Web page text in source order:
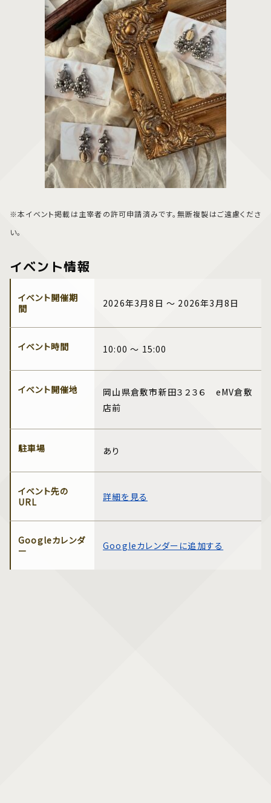
※本イベント掲載は主宰者の許可申請済みです。無断複製はご遠慮くださ
い。
イベント情報
イベント開催期
間
2026年3月8日 ～ 2026年3月8日
イベント時間 10:00 ～ 15:00
イベント開催地
岡山県倉敷市新田３２３６ eMV倉敷
店前
駐車場 あり
イベント先の
URL
詳細を見る
Googleカレンダ
ー
Googleカレンダーに追加する